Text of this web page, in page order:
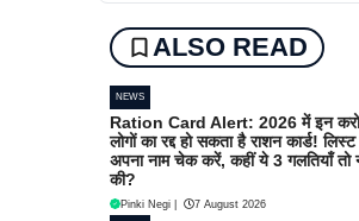
ALSO READ
NEWS
Ration Card Alert: 2026 में इन
लोगों का रद्द हो सकता है राशन कार्ड!
अपना नाम चेक करें, कहीं ये 3 गलतियाँ तो
की?
Pinki Negi 7 August 2026